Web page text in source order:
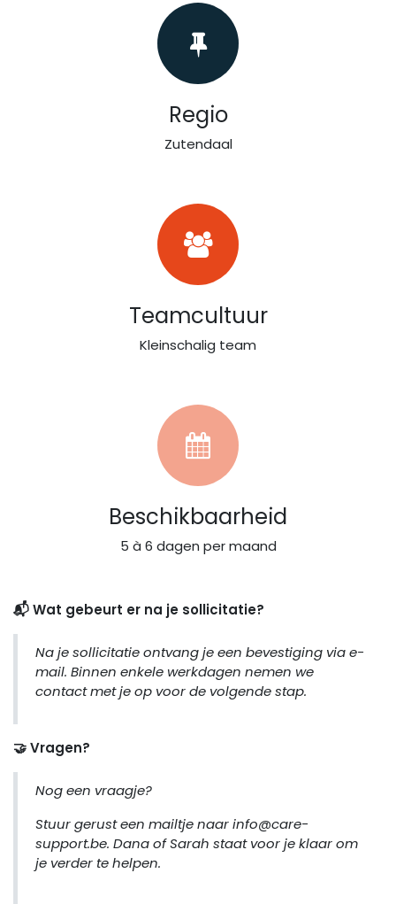
Regio
Zutendaal
Teamcultuur
Kleinschalig team
Beschikbaarheid
5 à 6 dagen per maand
📬 Wat gebeurt er na je sollicitatie?
Na je sollicitatie ontvang je een bevestiging via e-
mail. Binnen enkele werkdagen nemen we
contact met je op voor de volgende stap.
🤝 Vragen?
Nog een vraagje?
Stuur gerust een mailtje naarinfo@care-
support.be. Dana of Sarah staat voor je klaar om
je verder te helpen.